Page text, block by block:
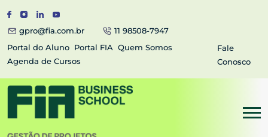
gpro@fia.com.br
11 98508-7947
Portal do Aluno Portal FIA Quem Somos
Agenda de Cursos
Fale
Conosco